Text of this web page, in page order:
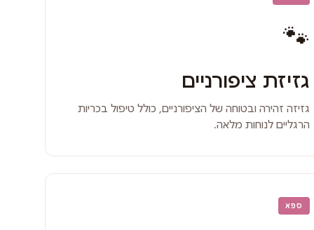
🐾
גזיזת ציפורניים
גזיזה זהירה ובטוחה של הציפורניים, כולל טיפול בכריות
הרגליים לנוחות מלאה.
ספא